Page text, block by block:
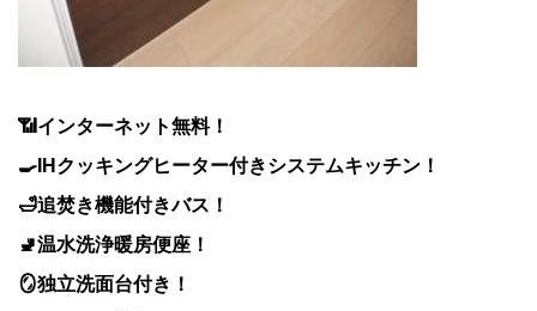
📶インターネット無料！
🍳IHクッキングヒーター付きシステムキッチン！
🛁追焚き機能付きバス！
🚽温水洗浄暖房便座！
🪞独立洗面台付き！